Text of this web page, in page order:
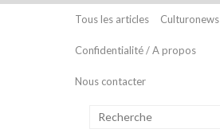
Tous les articles Culturonews
Confidentialité / A propos
Nous contacter